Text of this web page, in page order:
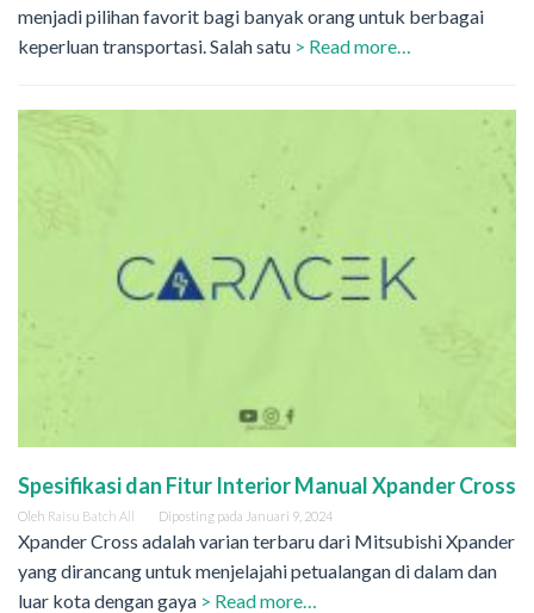
menjadi pilihan favorit bagi banyak orang untuk berbagai
keperluan transportasi. Salah satu > Read more…
Spesifikasi dan Fitur Interior Manual Xpander Cross
Oleh Raisu Batch All Diposting pada Januari 9, 2024
Xpander Cross adalah varian terbaru dari Mitsubishi Xpander
yang dirancang untuk menjelajahi petualangan di dalam dan
luar kota dengan gaya > Read more…